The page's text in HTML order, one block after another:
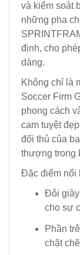
và kiểm soát
những pha
định, cho
dàng.
Không chỉ là
Soccer Firm
phong cách
cam tuyệt
đối thủ của
thượng trong
Đặc điểm nổi
Đôi giày
cho sự
Phần
chặt